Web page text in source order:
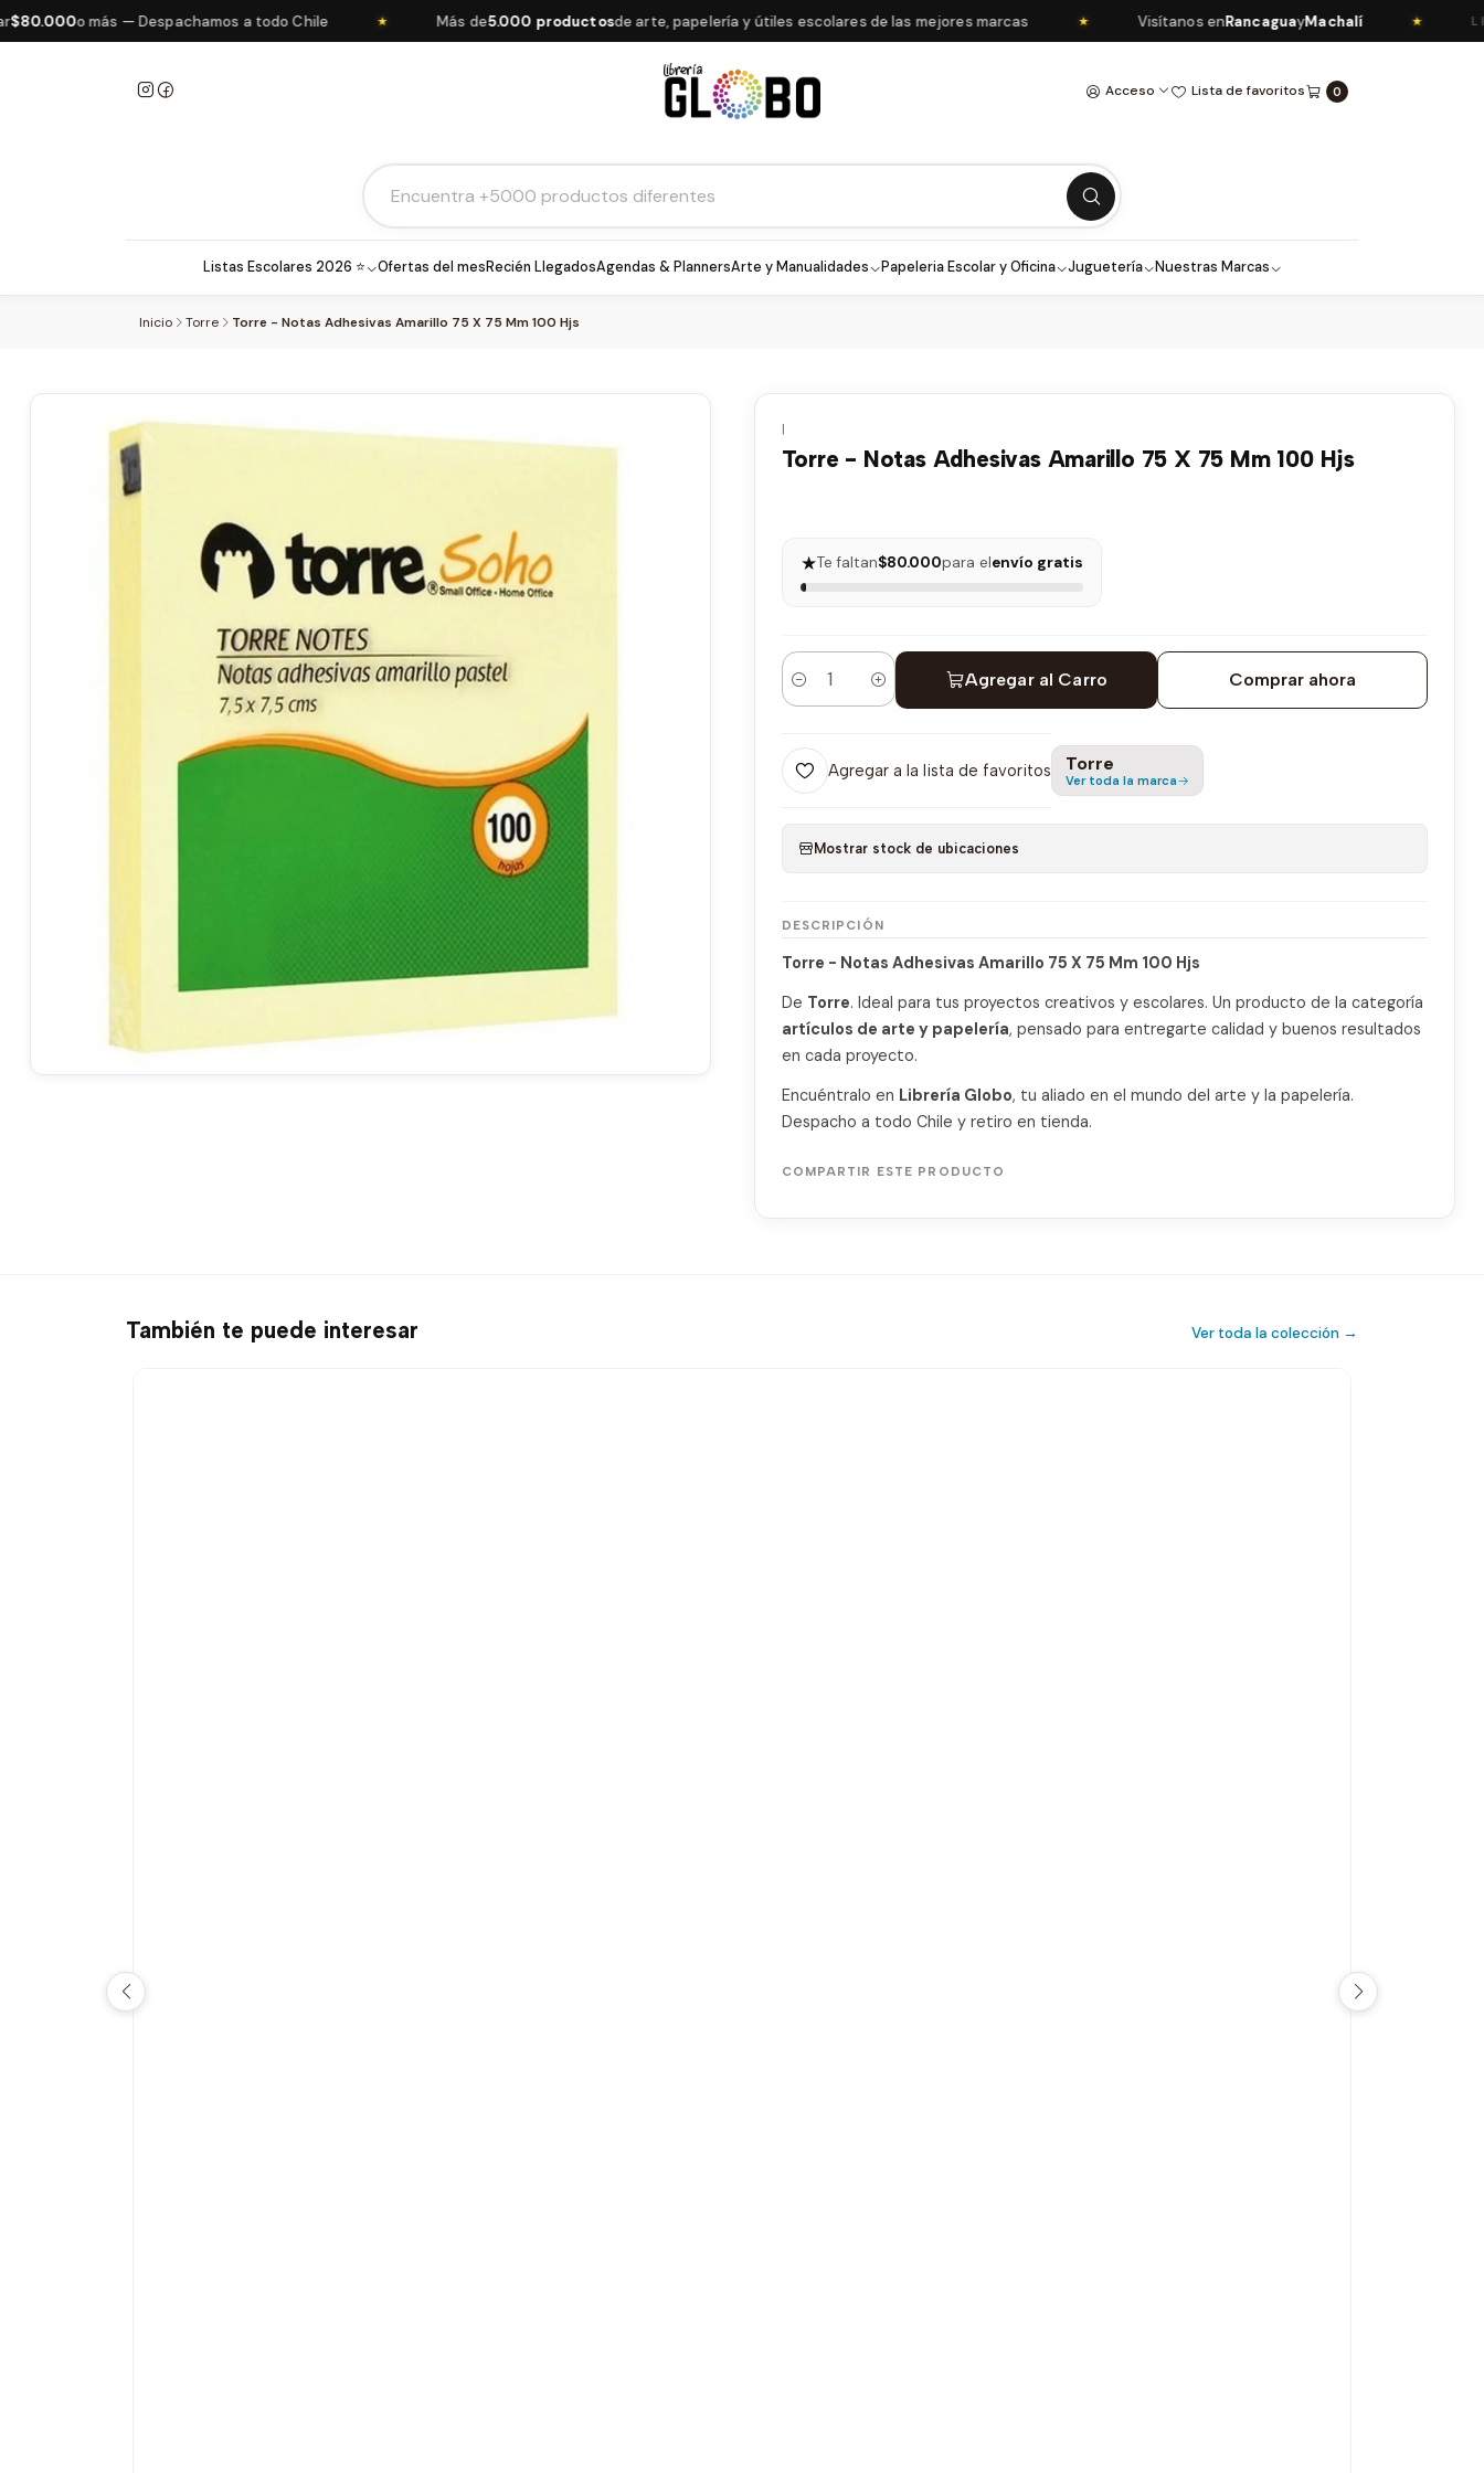
o más — Despachamos a todo Chile Más de5.000 productosde arte, papelería y útiles escolares de las mejores marcas Visítanos enRancaguayMachalí
Acceso Lista de favoritos 0
Listas Escolares 2026 ⭐ Ofertas del mesRecién LlegadosAgendas & PlannersArte y Manualidades Papeleria Escolar y Oficina Juguetería Nuestras Marcas
Inicio Torre Torre - Notas Adhesivas Amarillo 75 X 75 Mm 100 Hjs
|
Torre - Notas Adhesivas Amarillo 75 X 75 Mm 100 Hjs
★Te faltan$80.000para elenvío gratis
Cantidad Agregar al Carro Comprar ahora
Agregar a la lista de favoritos Torre
Ver toda la marca
Mostrar stock de ubicaciones
DESCRIPCIÓN
Torre - Notas Adhesivas Amarillo 75 X 75 Mm 100 Hjs
De Torre. Ideal para tus proyectos creativos y escolares. Un producto de la categoría
artículos de arte y papelería, pensado para entregarte calidad y buenos resultados
en cada proyecto.
Encuéntralo en Librería Globo, tu aliado en el mundo del arte y la papelería.
Despacho a todo Chile y retiro en tienda.
COMPARTIR ESTE PRODUCTO
También te puede interesar Ver toda la colección →